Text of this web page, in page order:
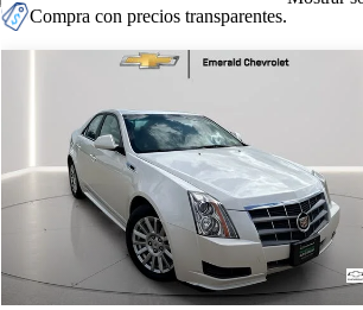
Compra con precios transparentes.